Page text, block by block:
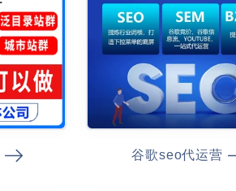
谷歌seo代运营